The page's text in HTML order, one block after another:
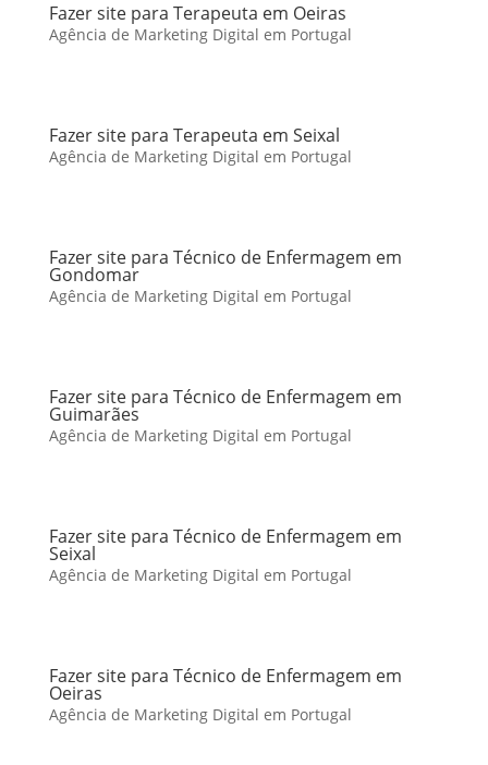
Fazer site para Terapeuta em Oeiras
Agência de Marketing Digital em Portugal
Fazer site para Terapeuta em Seixal
Agência de Marketing Digital em Portugal
Fazer site para Técnico de Enfermagem em
Gondomar
Agência de Marketing Digital em Portugal
Fazer site para Técnico de Enfermagem em
Guimarães
Agência de Marketing Digital em Portugal
Fazer site para Técnico de Enfermagem em
Seixal
Agência de Marketing Digital em Portugal
Fazer site para Técnico de Enfermagem em
Oeiras
Agência de Marketing Digital em Portugal